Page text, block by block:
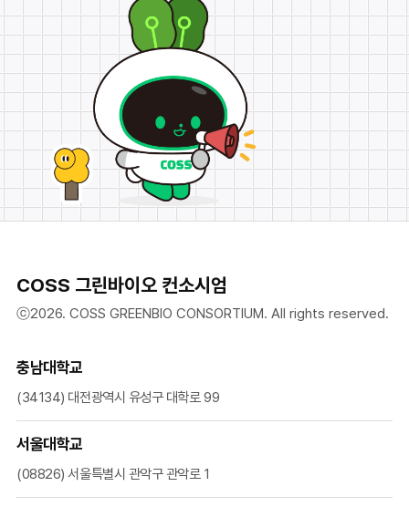
COSS 그린바이오 컨소시엄
ⓒ2026. COSS GREENBIO CONSORTIUM. All rights reserved.
충남대학교
(34134) 대전광역시 유성구 대학로 99
서울대학교
(08826) 서울특별시 관악구 관악로 1